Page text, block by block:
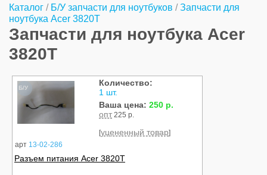
Каталог / Б/У запчасти для ноутбуков /Запчасти для
ноутбука Acer 3820T
Запчасти для ноутбука Acer
3820T
Б/У
арт 13-02-286
Количество:
1 шт.
Ваша цена: 250 р.
опт 225 р.
[уцененный товар]
Разъем питания Acer 3820T